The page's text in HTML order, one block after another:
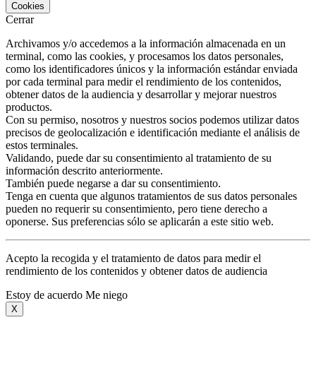
Cookies
Cerrar
Archivamos y/o accedemos a la información almacenada en un
terminal, como las cookies, y procesamos los datos personales,
como los identificadores únicos y la información estándar enviada
por cada terminal para medir el rendimiento de los contenidos,
obtener datos de la audiencia y desarrollar y mejorar nuestros
productos.
Con su permiso, nosotros y nuestros socios podemos utilizar datos
precisos de geolocalización e identificación mediante el análisis de
estos terminales.
Validando, puede dar su consentimiento al tratamiento de su
información descrito anteriormente.
También puede negarse a dar su consentimiento.
Tenga en cuenta que algunos tratamientos de sus datos personales
pueden no requerir su consentimiento, pero tiene derecho a
oponerse. Sus preferencias sólo se aplicarán a este sitio web.
Acepto la recogida y el tratamiento de datos para medir el
rendimiento de los contenidos y obtener datos de audiencia
Estoy de acuerdo Me niego
X